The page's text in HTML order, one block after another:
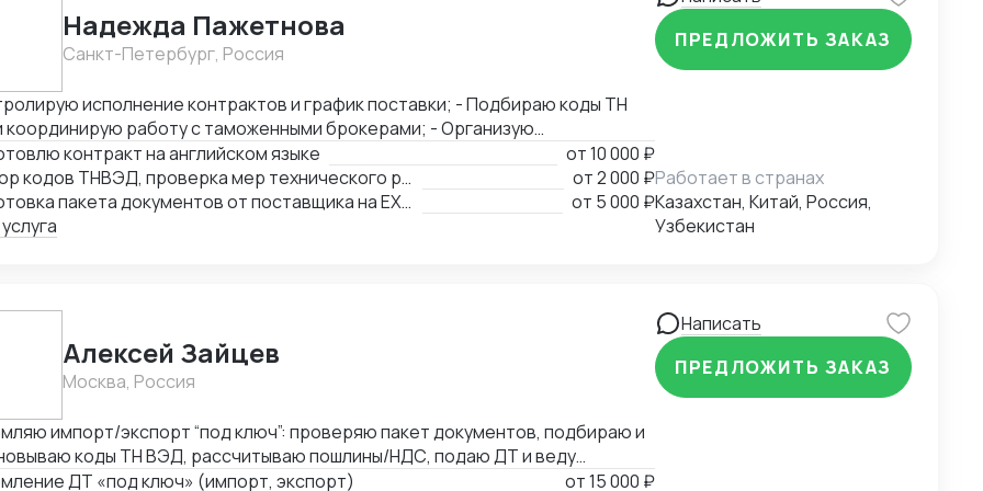
в задачу и умею работать с людьми. Буду рада сотрудничеству!
Надежда Пажетнова
Санкт-Петербург, Россия
исполнение контрактов и график поставки; - Подбираю коды ТН
работу с таможенными брокерами; - Организую
и взаимодействие с аккредитованными органами; - Снижаю
за счёт оптимизации логистики и правильного кода; - Обеспечиваю
чистоту сделок, точность инвойсов, упаковочных листов,
контракт на английском языке от10 000 ₽
Подбор кодов ТНВЭД, проверка мер технического регулирования, запретов и ограничений
от2 000 ₽
Подготовка пакета документов от поставщика на EXW, FCA, CIF, FOB
от 5 000 ₽
ПРЕДЛОЖИТЬ ЗАКАЗ
Работает в странах
Казахстан, Китай, Россия,
Узбекистан
Алексей Зайцев
Москва, Россия
импорт/экспорт “под ключ”: проверяю пакет документов, подбираю и
коды ТН ВЭД, рассчитываю пошлины/НДС, подаю ДТ и веду
до выпуска. Сильные товарные группы — электроника, CCTV/СКУД,
ДТ «под ключ» (импорт, экспорт) от15 000 ₽
Написать
ПРЕДЛОЖИТЬ ЗАКАЗ